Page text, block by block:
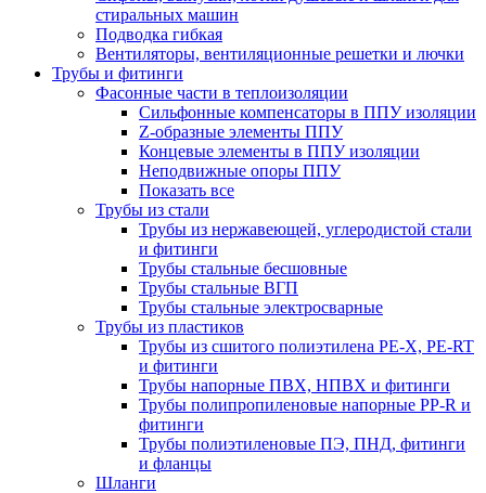
стиральных машин
Подводка гибкая
Вентиляторы, вентиляционные решетки и лючки
Трубы и фитинги
Фасонные части в теплоизоляции
Cильфонные компенсаторы в ППУ изоляции
Z-образные элементы ППУ
Концевые элементы в ППУ изоляции
Неподвижные опоры ППУ
Показать все
Трубы из стали
Трубы из нержавеющей, углеродистой стали
и фитинги
Трубы стальные бесшовные
Трубы стальные ВГП
Трубы стальные электросварные
Трубы из пластиков
Трубы из сшитого полиэтилена PE-X, PE-RT
и фитинги
Трубы напорные ПВХ, НПВХ и фитинги
Трубы полипропиленовые напорные PP-R и
фитинги
Трубы полиэтиленовые ПЭ, ПНД, фитинги
и фланцы
Шланги